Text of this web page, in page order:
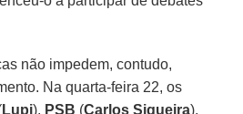
não impedem, contudo,
Na quarta-feira 22, os
Lupi), PSB (Carlos Siqueira),